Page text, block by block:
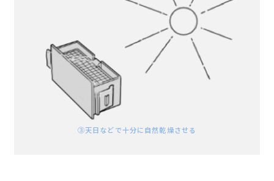
➂天日などで十分に 自然乾燥させる